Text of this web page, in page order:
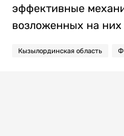
эффективные
возложенных на них
Кызылординская область